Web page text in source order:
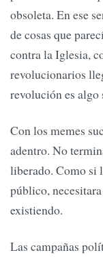
obsoleta. En ese
de cosas que
contra la Iglesia,
revolucionarios
revolución es algo
Con los memes
adentro. No
liberado. Como si
público,
existiendo.
Las campañas